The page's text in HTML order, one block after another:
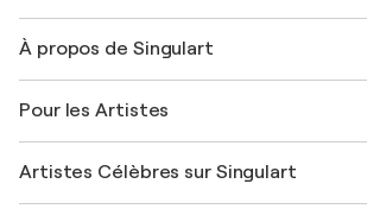
Expédition
Offrir une carte cadeau
Rejoignez notre programme commercial
Mon compte
À propos de Singulart
FAQ
Magazine Singulart
Emplois
Pour les Artistes
Se connecter en tant qu'Artiste
Artistes Célèbres sur Singulart